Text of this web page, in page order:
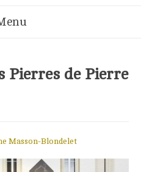
Pierres de Pierre
Masson-Blondelet